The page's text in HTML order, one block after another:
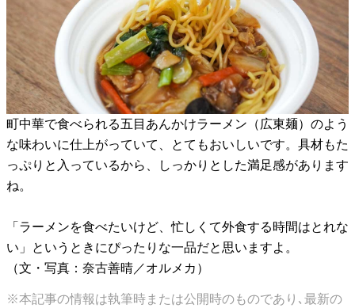
町中華で食べられる五目あんかけラーメン（広東麺）のよう
な味わいに仕上がっていて、とてもおいしいです。具材もた
っぷりと入っているから、しっかりとした満足感があります
ね。
「ラーメンを食べたいけど、忙しくて外食する時間はとれな
い」というときにぴったりな一品だと思いますよ。
（文・写真：奈古善晴／オルメカ）
※本記事の情報は執筆時または公開時のものであり､最新の